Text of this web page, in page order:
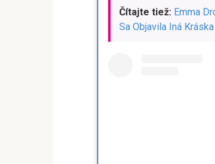
Čítajte tiež: Emma
Sa Objavila Iná Kráska